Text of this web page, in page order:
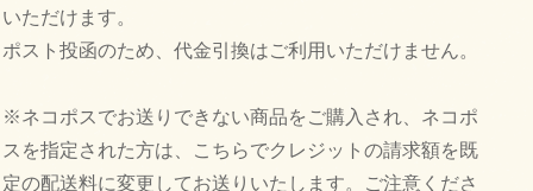
いただけます。
ポスト投函のため、代金引換はご利用いただけません。
※ネコポスでお送りできない商品をご購入され、ネコポ
スを指定された方は、こちらでクレジットの請求額を既
定の配送料に変更してお送りいたします。ご注意くださ